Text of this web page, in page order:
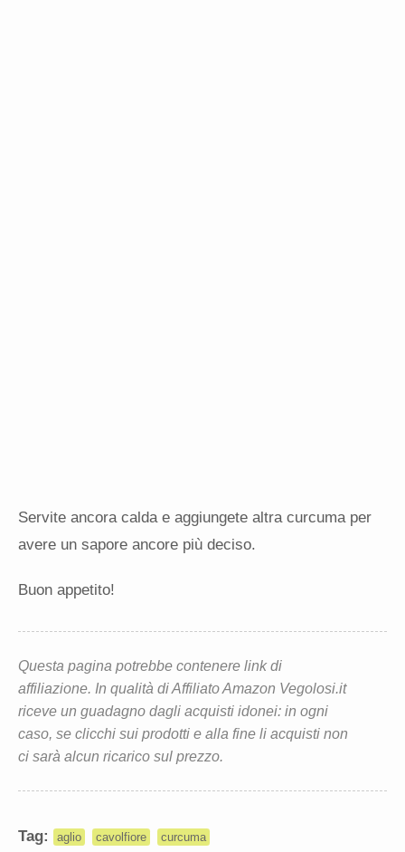
Servite ancora calda e aggiungete altra curcuma per
avere un sapore ancore più deciso.
Buon appetito!
Questa pagina potrebbe contenere link di
affiliazione. In qualità di Affiliato Amazon Vegolosi.it
riceve un guadagno dagli acquisti idonei: in ogni
caso, se clicchi sui prodotti e alla fine li acquisti non
ci sarà alcun ricarico sul prezzo.
Tag: aglio cavolfiore curcuma